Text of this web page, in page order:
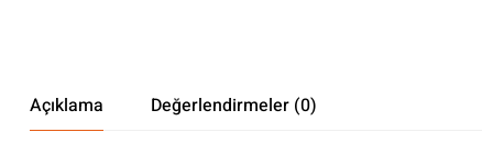
Açıklama Değerlendirmeler (0)